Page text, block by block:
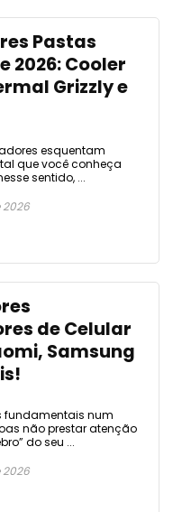
Pastas
2026: Cooler
Grizzly e
esquentam
que você conheça
sentido, ...
2026
de Celular
Samsung
fundamentais num
não prestar atenção
do seu ...
2026